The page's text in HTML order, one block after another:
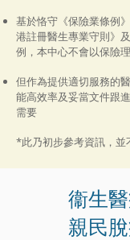
基於恪守《保險業條例
港註冊醫生專業守則》
例，本中心不會以保險
但作為提供適切服務的
能高效率及妥當文件跟
需要
*此乃初步參考資訊，並
衞生
親民